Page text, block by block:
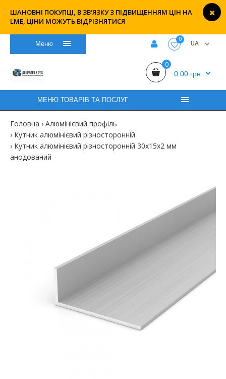
ШАНОВНІ ПОКУПЦІ, В ЗВ'ЯЗКУ З ПІДВИЩЕННЯМ ЦІН НА
LME, ЦІНИ МОЖУТЬ ВІДРІЗНЯТИСЯ
Меню
0 UA
0
0.00 грн
МЕНЮ ТОВАРІВ ТА ПОСЛУГ
Головна
Алюмінієвий профіль
Кутник алюмінієвий різносторонній
Кутник алюмінієвий різносторонній 30х15х2 мм
анодований